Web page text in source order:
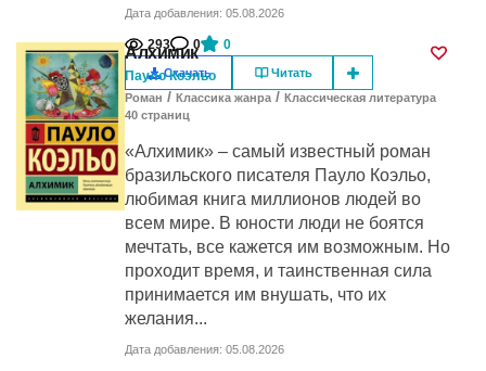
Дата добавления: 05.08.2026
293 0 0
Скачать Читать
Алхимик
Пауло Коэльо
Роман / Классика жанра / Классическая литература
40 cтраниц
«Алхимик» – самый известный роман
бразильского писателя Пауло Коэльо,
любимая книга миллионов людей во
всем мире. В юности люди не боятся
мечтать, все кажется им возможным. Но
проходит время, и таинственная сила
принимается им внушать, что их
желания...
Дата добавления: 05.08.2026